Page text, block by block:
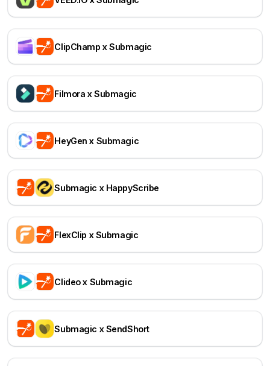
ClipChamp x Submagic
Filmora x Submagic
HeyGen x Submagic
Submagic x HappyScribe
FlexClip x Submagic
Clideo x Submagic
Submagic x SendShort